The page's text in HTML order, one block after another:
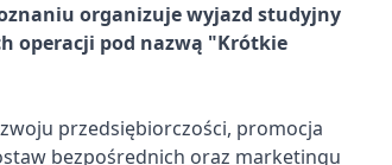
organizuje wyjazd studyjny
operacji pod nazwą "Krótkie
przedsiębiorczości, promocja
bezpośrednich oraz marketingu